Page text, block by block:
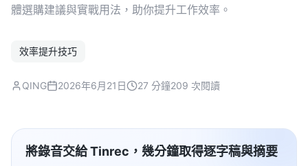
體選購建議與實戰用法，助你提升工作效率。
效率提升技巧
QING 2026年6月21日 27 分鐘209 次閱讀
將錄音交給 Tinrec，幾分鐘取得逐字稿與摘要